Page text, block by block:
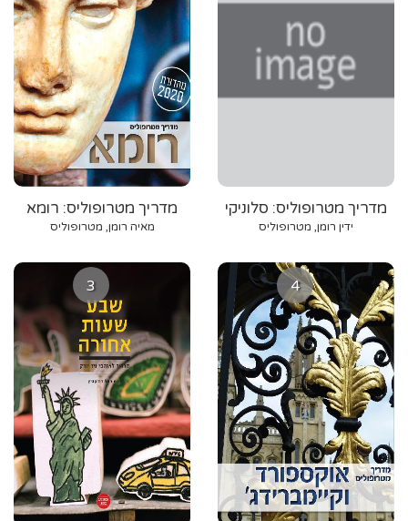
מדריך מטרופוליס: רומא
מאיה רומן, מטרופוליס
מדריך מטרופוליס: סלוניקי
וצפון יוון
ידין רומן, מטרופוליס
3 4